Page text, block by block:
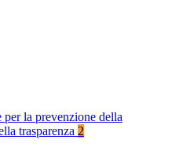
per la prevenzione della
trasparenza 2